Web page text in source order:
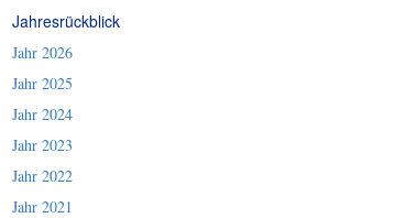
Jahresrückblick
Jahr 2026
Jahr 2025
Jahr 2024
Jahr 2023
Jahr 2022
Jahr 2021